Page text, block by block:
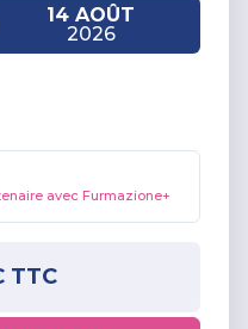
14 AOÛT
2026
avec Furmazione+
TTC